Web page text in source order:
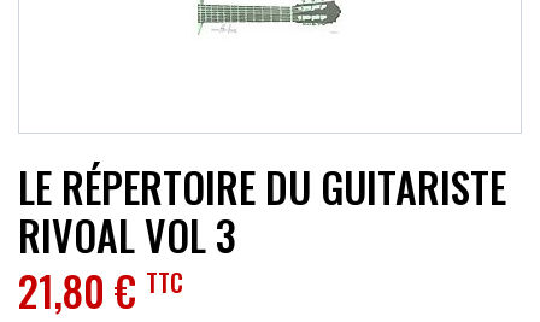
LE RÉPERTOIRE DU GUITARISTE
RIVOAL VOL 3
21,80 € TTC
ACCESSOIRES
PROMOTIONS